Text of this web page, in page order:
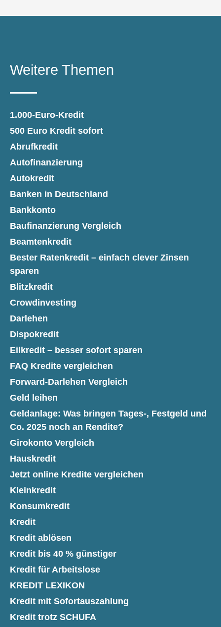
Weitere Themen
1.000-Euro-Kredit
500 Euro Kredit sofort
Abrufkredit
Autofinanzierung
Autokredit
Banken in Deutschland
Bankkonto
Baufinanzierung Vergleich
Beamtenkredit
Bester Ratenkredit – einfach clever Zinsen
sparen
Blitzkredit
Crowdinvesting
Darlehen
Dispokredit
Eilkredit – besser sofort sparen
FAQ Kredite vergleichen
Forward-Darlehen Vergleich
Geld leihen
Geldanlage: Was bringen Tages-, Festgeld und
Co. 2025 noch an Rendite?
Girokonto Vergleich
Hauskredit
Jetzt online Kredite vergleichen
Kleinkredit
Konsumkredit
Kredit
Kredit ablösen
Kredit bis 40 % günstiger
Kredit für Arbeitslose
KREDIT LEXIKON
Kredit mit Sofortauszahlung
Kredit trotz SCHUFA